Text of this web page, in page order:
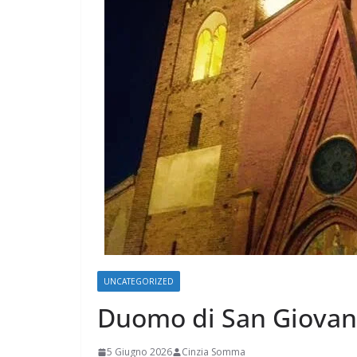
UNCATEGORIZED
Duomo di San
5 Giugno 2026 Cinzia Somma